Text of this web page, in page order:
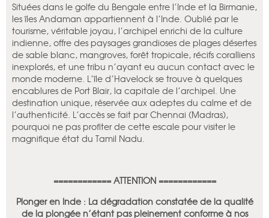
Situées dans le golfe du Bengale entre l’Inde et la Birmanie,
les îles Andaman appartiennent à l’Inde. Oublié par le
tourisme, véritable joyau, l’archipel enrichi de la culture
indienne, offre des paysages grandioses de plages désertes
de sable blanc, mangroves, forêt tropicale, récifs coralliens
inexplorés, et une tribu n’ayant eu aucun contact avec le
monde moderne. L’île d’Havelock se trouve à quelques
encablures de Port Blair, la capitale de l’archipel. Une
destination unique, réservée aux adeptes du calme et de
l’authenticité. L’accès se fait par Chennai (Madras),
pourquoi ne pas profiter de cette escale pour visiter le
magnifique état du Tamil Nadu.
============ ATTENTION ============
Plonger en Inde : La dégradation constatée de la qualité
de la plongée n’étant pas pleinement conforme à nos